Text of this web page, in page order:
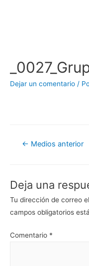
Dejar un comentario /
← Medios anterior
Deja una
Tu dirección de correo
campos obligatorios
Comentario *